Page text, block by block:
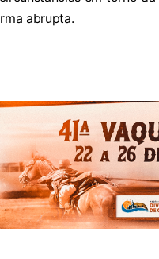
abrupta.